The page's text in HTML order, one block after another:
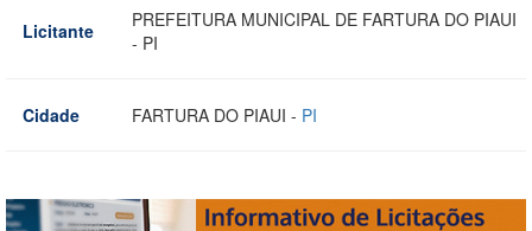
Licitante
PREFEITURA MUNICIPAL DE FARTURA DO PIAUI
- PI
Cidade FARTURA DO PIAUI - PI